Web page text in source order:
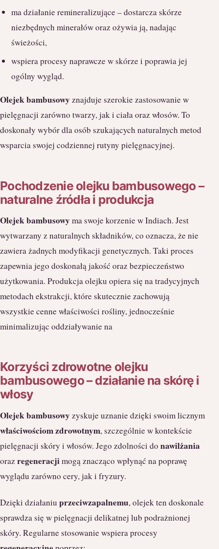
ma działanie remineralizujące – dostarcza skórze
niezbędnych minerałów oraz ożywia ją, nadając
świeżości,
wspiera procesy naprawcze w skórze i poprawia jej
ogólny wygląd.
Olejek bambusowyznajduje szerokie zastosowanie w
pielęgnacji zarówno twarzy, jak i ciała oraz włosów. To
doskonały wybór dla osób szukających naturalnych metod
wsparcia swojej codziennej rutyny pielęgnacyjnej.
Pochodzenie olejku bambusowego –
naturalne źródła i produkcja
Olejek bambusowyma swoje korzenie w Indiach. Jest
wytwarzany z naturalnych składników, co oznacza, że nie
zawiera żadnych modyfikacji genetycznych. Taki proces
zapewnia jego doskonałą jakość oraz bezpieczeństwo
użytkowania. Produkcja olejku opiera się na tradycyjnych
metodach ekstrakcji, które skutecznie zachowują
wszystkie cenne właściwości rośliny, jednocześnie
minimalizując oddziaływanie na
Korzyści zdrowotne olejku
bambusowego – działanie na skórę i
włosy
Olejek bambusowyzyskuje uznanie dzięki swoim licznym
właściwościom zdrowotnym, szczególnie w kontekście
pielęgnacji skóry i włosów. Jego zdolności do nawilżania
orazregeneracjimogą znacząco wpłynąć na poprawę
wyglądu zarówno cery, jak i fryzury.
Dzięki działaniu przeciwzapalnemu, olejek ten doskonale
sprawdza się w pielęgnacji delikatnej lub podrażnionej
skóry. Regularne stosowanie wspiera procesy